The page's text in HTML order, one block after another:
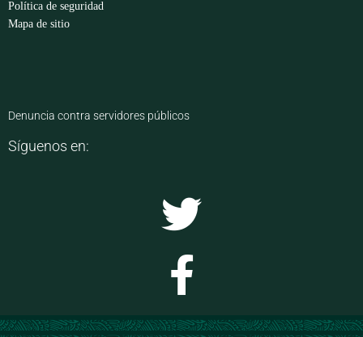
Política de seguridad
Mapa de sitio
Denuncia contra servidores públicos
Síguenos en: